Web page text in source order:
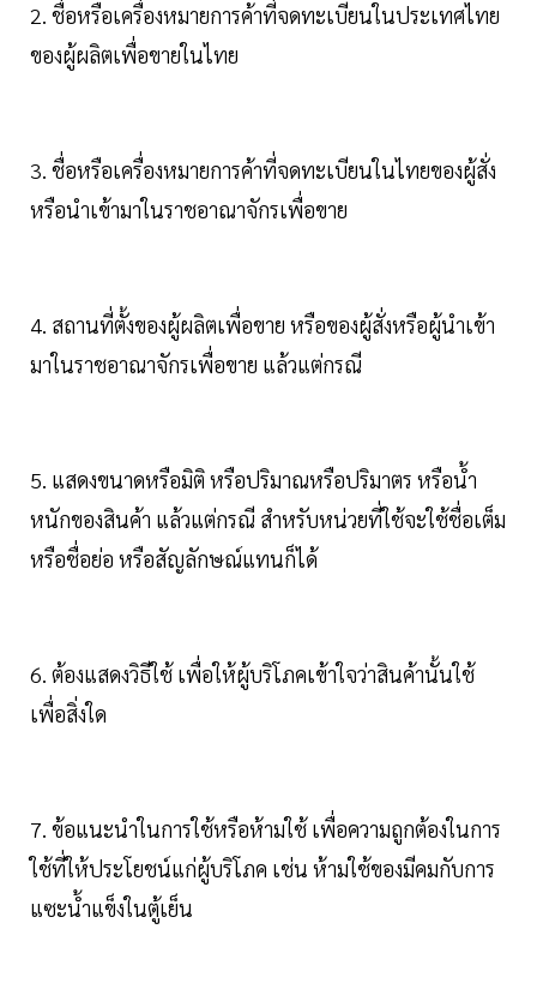
2. ชื่อหรือเครื่องหมายการค้าที่จดทะเบียนในประเทศไทย
ของผู้ผลิตเพื่อขายในไทย
3. ชื่อหรือเครื่องหมายการค้าที่จดทะเบียนในไทยของผู้สั่ง
หรือนำเข้ามาในราชอาณาจักรเพื่อขาย
4. สถานที่ตั้งของผู้ผลิตเพื่อขาย หรือของผู้สั่งหรือผู้นำเข้า
มาในราชอาณาจักรเพื่อขาย แล้วแต่กรณี
5. แสดงขนาดหรือมิติ หรือปริมาณหรือปริมาตร หรือน้ำ
หนักของสินค้า แล้วแต่กรณี สำหรับหน่วยที่ใช้จะใช้ชื่อเต็ม
หรือชื่อย่อ หรือสัญลักษณ์แทนก็ได้
6. ต้องแสดงวิธีใช้ เพื่อให้ผู้บริโภคเข้าใจว่าสินค้านั้นใช้
เพื่อสิ่งใด
7. ข้อแนะนำในการใช้หรือห้ามใช้ เพื่อความถูกต้องในการ
ใช้ที่ให้ประโยชน์แก่ผู้บริโภค เช่น ห้ามใช้ของมีคมกับการ
แซะน้ำแข็งในตู้เย็น